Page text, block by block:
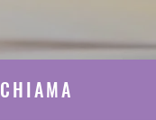
CHIAMA